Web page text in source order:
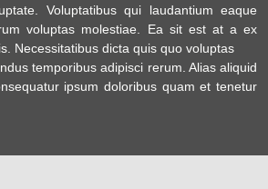
Voluptatibus qui laudantium eaque
voluptas molestiae. Ea sit est at a ex
Necessitatibus dicta quis quo voluptas
temporibus adipisci rerum. Alias aliquid
ipsum doloribus quam et tenetur